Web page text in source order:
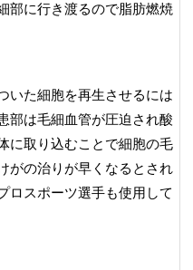
部に行き渡るので脂肪燃焼
いた細胞を再生させるには
部は毛細血管が圧迫され酸
に取り込むことで細胞の毛
がの治りが早くなるとされ
ロスポーツ選手も使用して